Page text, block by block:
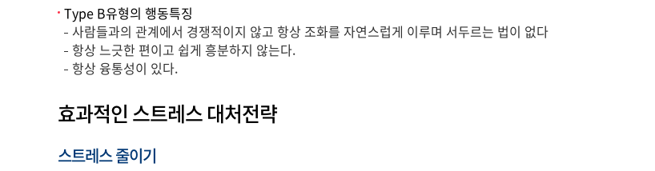
Type B유형의 행동특징
사람들과의 관계에서 경쟁적이지 않고 항상 조화를 자연스럽게 이루며 서두르는 법이 없다
항상 느긋한 편이고 쉽게 흥분하지 않는다.
항상 융통성이 있다.
효과적인 스트레스 대처전략
스트레스 줄이기